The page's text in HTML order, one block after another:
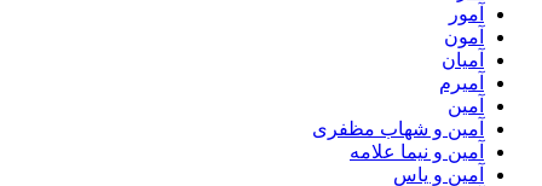
آمور
آمون
آمیان
آمیرم
آمین
آمین و شهاب مظفری
آمین و نیما علامه
آمین و یاس